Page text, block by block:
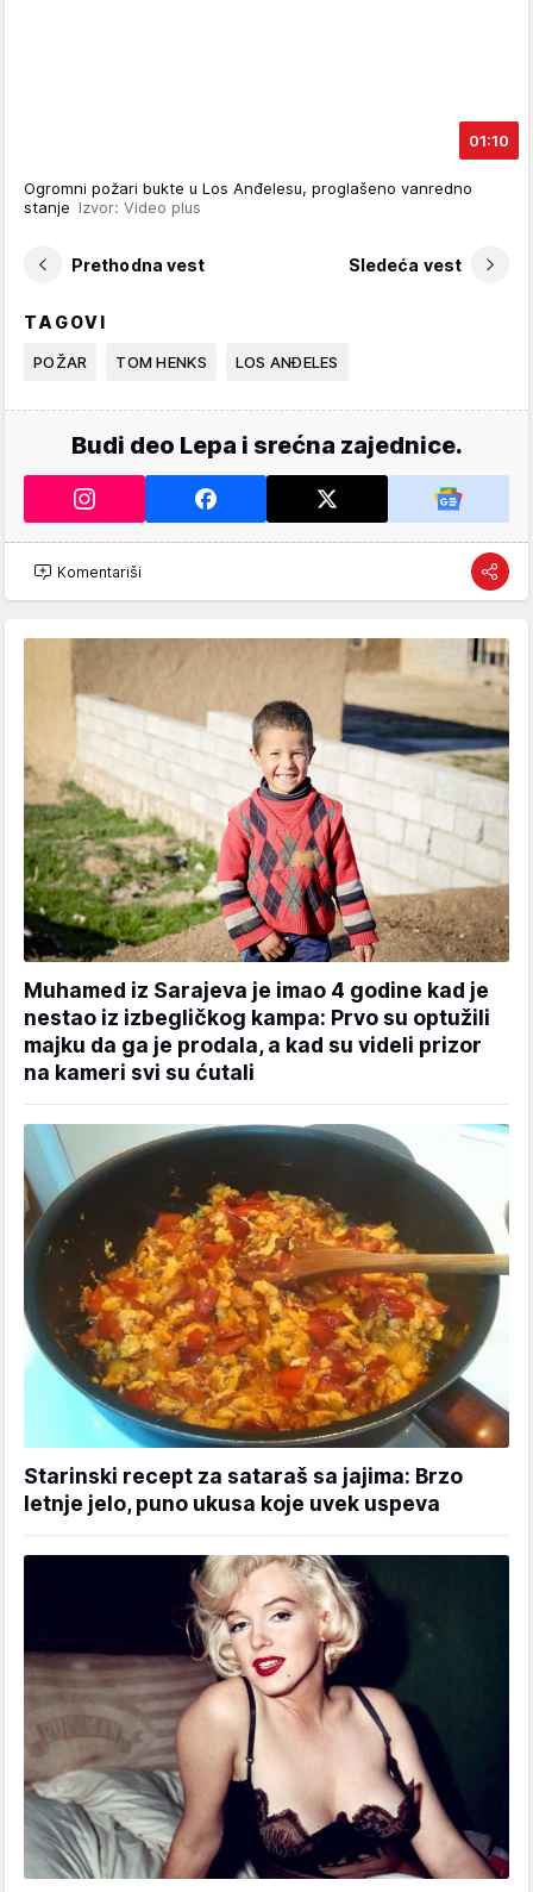
01:10
Ogromni požari bukte u Los Anđelesu, proglašeno vanredno
stanje Izvor: Video plus
Prethodna vest Sledeća vest
TAGOVI
POŽAR TOM HENKS LOS ANĐELES
Budi deo Lepa i srećna zajednice.
Komentariši
Muhamed iz Sarajeva je imao 4 godine kad je
nestao iz izbegličkog kampa: Prvo su optužili
majku da ga je prodala, a kad su videli prizor
na kameri svi su ćutali
Starinski recept za sataraš sa jajima: Brzo
letnje jelo, puno ukusa koje uvek uspeva